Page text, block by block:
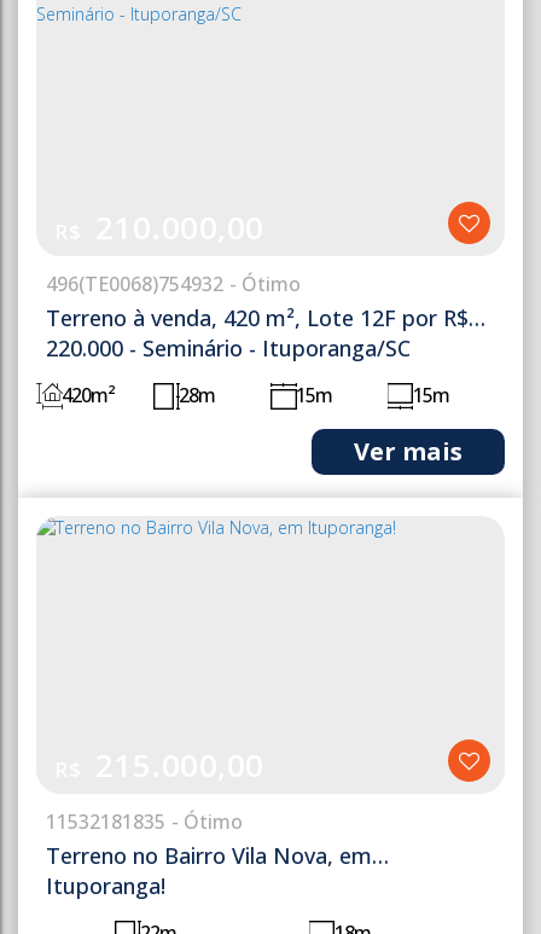
Terreno à venda, 420 m², Lote 12F por R$
220.000 - Seminário - Ituporanga/SC
496(TE0068)754932
420m² 28m 15m 15m
Terreno no Bairro Vila Nova, em
Ituporanga!
11532181835